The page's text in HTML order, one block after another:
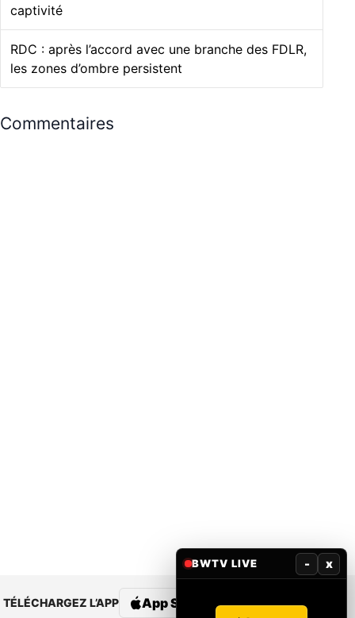
captivité
RDC : après l’accord avec une branche des FDLR,
les zones d’ombre persistent
Commentaires
TÉLÉCHARGEZ L’APP App Store Google Play
BWTV LIVE - x